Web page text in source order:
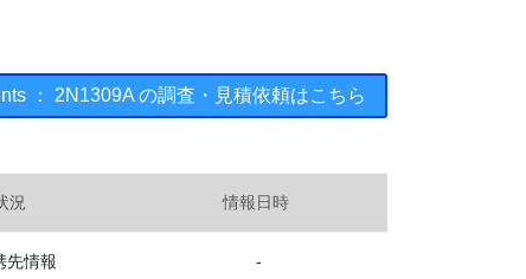
： 2N1309A の調査・見積依頼はこちら
況 情報日時
先情報 -